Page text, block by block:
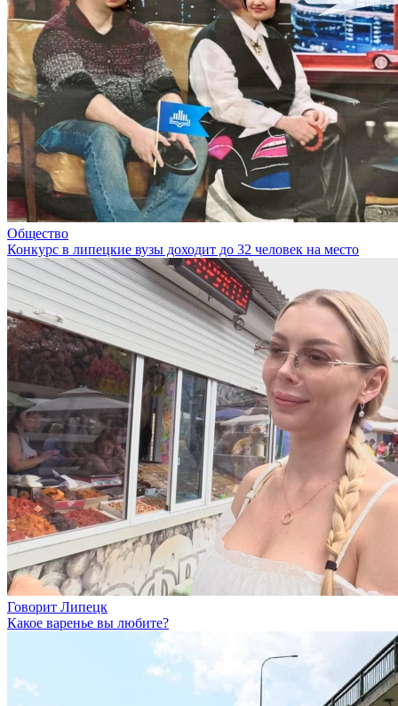
Общество
Конкурс в липецкие вузы доходит до 32 человек на место
Говорит Липецк
Какое варенье вы любите?